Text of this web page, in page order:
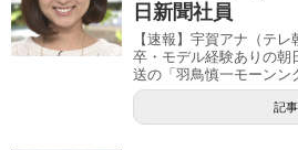
日新聞社員
【速報】宇賀アナ（テ
卒・モデル経験ありの朝
送の「羽鳥慎一モーンン
記